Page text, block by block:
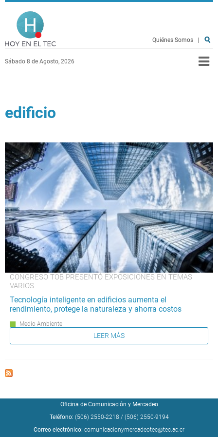
Pasar al contenido principal
Sábado 8 de Agosto, 2026
Quiénes Somos
edificio
CONGRESO TOB PRESENTÓ EXPOSICIONES EN TEMAS
VARIOS
Tecnología inteligente en edificios aumenta el
rendimiento, protege la naturaleza y ahorra costos
Medio Ambiente
LEER MÁS
Oficina de Comunicación y Mercadeo
Teléfono: (506) 2550-2218 / (506) 2550-9194
Correo electrónico: comunicacionymercadeotec@tec.ac.cr